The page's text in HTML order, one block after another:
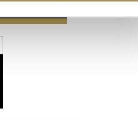
Medien anbieten zu können
führen diese Informationen
sie im Rahmen Ihrer Nutzung